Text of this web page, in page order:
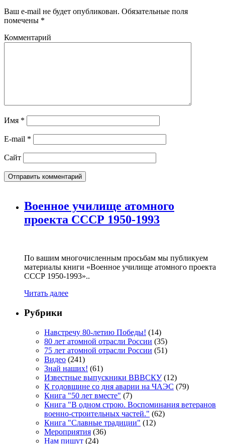
Ваш e-mail не будет опубликован. Обязательные поля
помечены *
Комментарий
Имя *
E-mail *
Сайт
Военное училище атомного
проекта СССР 1950-1993
По вашим многочисленным просьбам мы публикуем
материалы книги «Военное училище атомного проекта
СССР 1950-1993»..
Читать далее
Рубрики
Навстречу 80-летию Победы! (14)
80 лет атомной отрасли России (35)
75 лет атомной отрасли России (51)
Видео (241)
Знай наших! (61)
Известные выпускники ВВВСКУ(12)
К годовщине со дня аварии на ЧАЭС (79)
Книга "50 лет вместе" (7)
Книга "В одном строю. Воспоминания ветеранов
военно-строительных частей." (62)
Книга "Славные традиции" (12)
Мероприятия (36)
Нам пишут (24)